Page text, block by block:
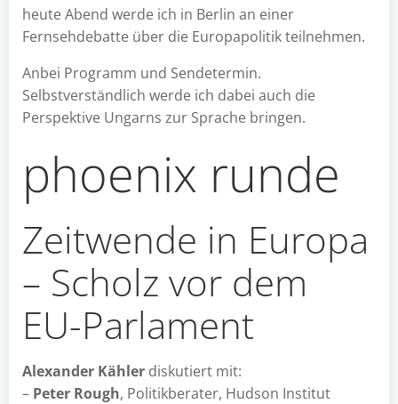
heute Abend werde ich in Berlin an einer
Fernsehdebatte über die Europapolitik teilnehmen.
Anbei Programm und Sendetermin.
Selbstverständlich werde ich dabei auch die
Perspektive Ungarns zur Sprache bringen.
phoenix runde
Zeitwende in Europa
– Scholz vor dem
EU-Parlament
Alexander Kähler diskutiert mit:
– Peter Rough, Politikberater, Hudson Institut